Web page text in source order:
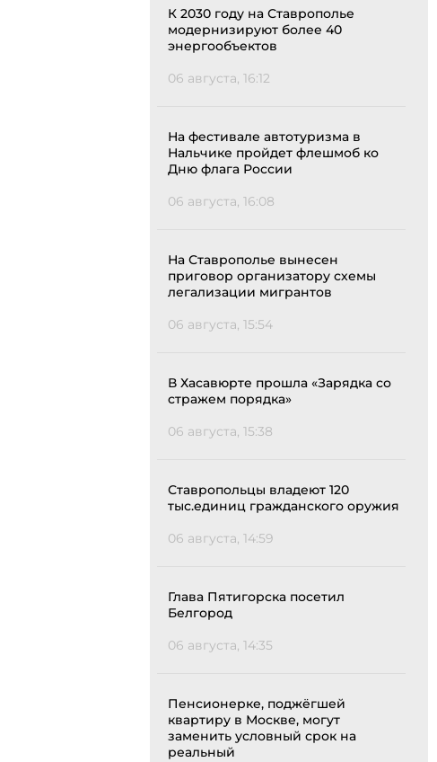
К 2030 году на Ставрополье
модернизируют более 40
энергообъектов
06 августа, 16:12
На фестивале автотуризма в
Нальчике пройдет флешмоб ко
Дню флага России
06 августа, 16:08
На Ставрополье вынесен
приговор организатору схемы
легализации мигрантов
06 августа, 15:54
В Хасавюрте прошла «Зарядка со
стражем порядка»
06 августа, 15:38
Ставропольцы владеют 120
тыс.единиц гражданского оружия
06 августа, 14:59
Глава Пятигорска посетил
Белгород
06 августа, 14:35
Пенсионерке, поджёгшей
квартиру в Москве, могут
заменить условный срок на
реальный